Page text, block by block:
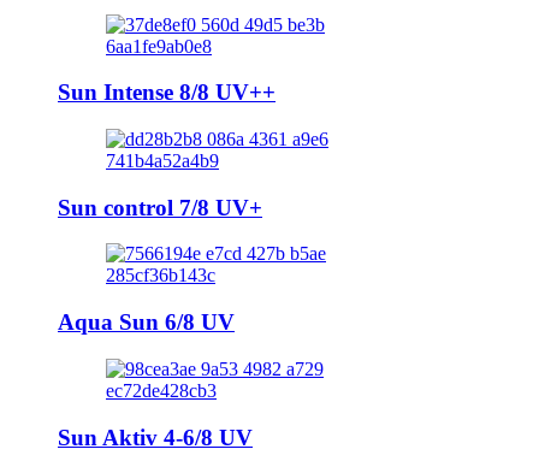
Sun Intense 8/8 UV++
Sun control 7/8 UV+
Aqua Sun 6/8 UV
Sun Aktiv 4-6/8 UV